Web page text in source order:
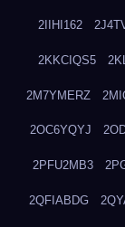
2IIHI162
2KKCIQS5
2M7YMERZ
2OC6YQYJ
2PFU2MB3
2QFIABDG